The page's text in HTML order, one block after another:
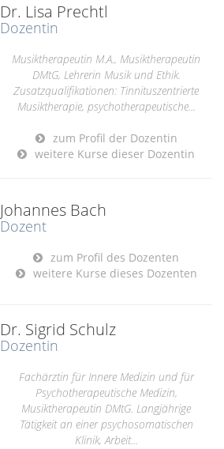
Dr. Lisa Prechtl
Dozentin
Musiktherapeutin M.A., Musiktherapeutin
DMtG, Lehrerin Musik und Ethik.
Zusatzqualifikationen: Tinnituszentrierte
Musiktherapie, psychotherapeutische...
zum Profil der Dozentin
weitere Kurse dieser Dozentin
Johannes Bach
Dozent
zum Profil des Dozenten
weitere Kurse dieses Dozenten
Dr. Sigrid Schulz
Dozentin
Fachärztin für Innere Medizin und für
Psychotherapeutische Medizin,
Musiktherapeutin DMtG. Langjährige
Tätigkeit an einer psychosomatischen
Klinik, Arbeit...